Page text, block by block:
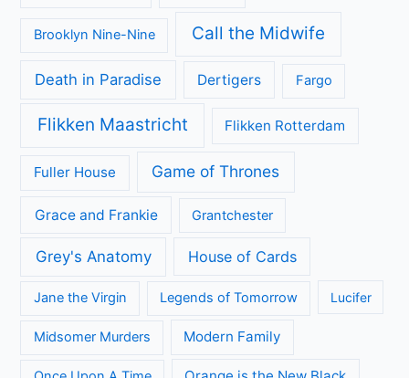
Brooklyn Nine-Nine Call the Midwife
Death in Paradise Dertigers Fargo
Flikken Maastricht Flikken Rotterdam
Fuller House Game of Thrones
Grace and Frankie Grantchester
Grey's Anatomy House of Cards
Jane the Virgin Legends of Tomorrow Lucifer
Midsomer Murders Modern Family